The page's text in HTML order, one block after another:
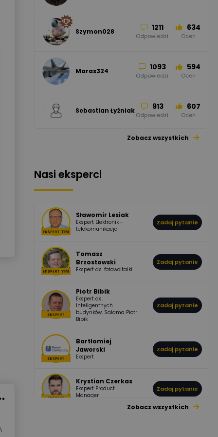
52 45
Szymon028 1211
Odpowiedzi
634
Ocen
Maras324 1093
Odpowiedzi
594
Ocen
Sebastian Łyźniak 913
Odpowiedzi
607
Ocen
Pawel02 955 374
boss 532 714
DawidZak 796
Odpowiedzi
244
Ocen
Zobacz wszystkich
Nasi eksperci
Sławomir Lesiak
Ekspert Elektronik -
telekomunikacja
Zadaj pytanie
Tomasz
Brzostowski
Ekspert ds. fotowoltaiki
Zadaj pytanie
Piotr Bibik
Ekspert ds.
Inteligentnych
budynków, Salama Piotr
Bibik
Zadaj pytanie
Bartłomiej
Jaworski
Ekspert
Zadaj pytanie
Krystian Czerkas
Ekspert Product
Manager
Zadaj pytanie
Zobacz wszystkich